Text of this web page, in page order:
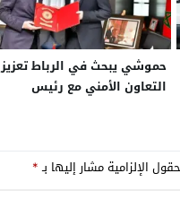
حموشي يبحث في الرباط تعزيز
التعاون الأمني مع رئيس
الإلزامية مشار إليها بـ*